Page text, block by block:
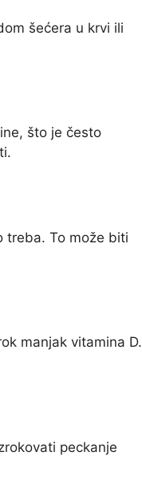
šećera u krvi ili
što je često
treba. To može biti
manjak vitamina D.
peckanje